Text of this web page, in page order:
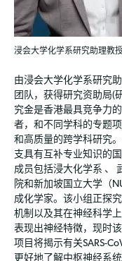
浸会大学化学系研究助理教
由浸会大学化学系研究
团队，获得研究资助局(
究金是香港最具竞争力
者，和不同学科的专题
和高质量的跨学科研究
支具有互补专业知识的
成员包括浸大化学系 、
院和新加坡国立大学（
成化学家。该小组正探
机制以及其在神经科学
表现出神经特徵，现时
项目将揭示有关SARS-
更好地了解中枢神经系